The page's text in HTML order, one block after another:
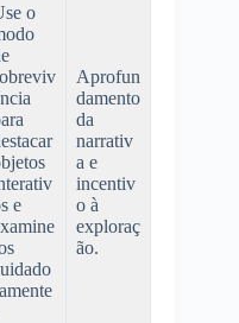
o
e
Aprofun
damento
da
narrativ
a e
incentiv
o à
exploraç
ão.